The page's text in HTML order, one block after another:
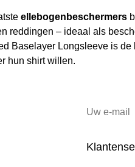
ellebogenbeschermers
reddingen – ideaal als
Baselayer Longsleeve is
hun shirt willen.